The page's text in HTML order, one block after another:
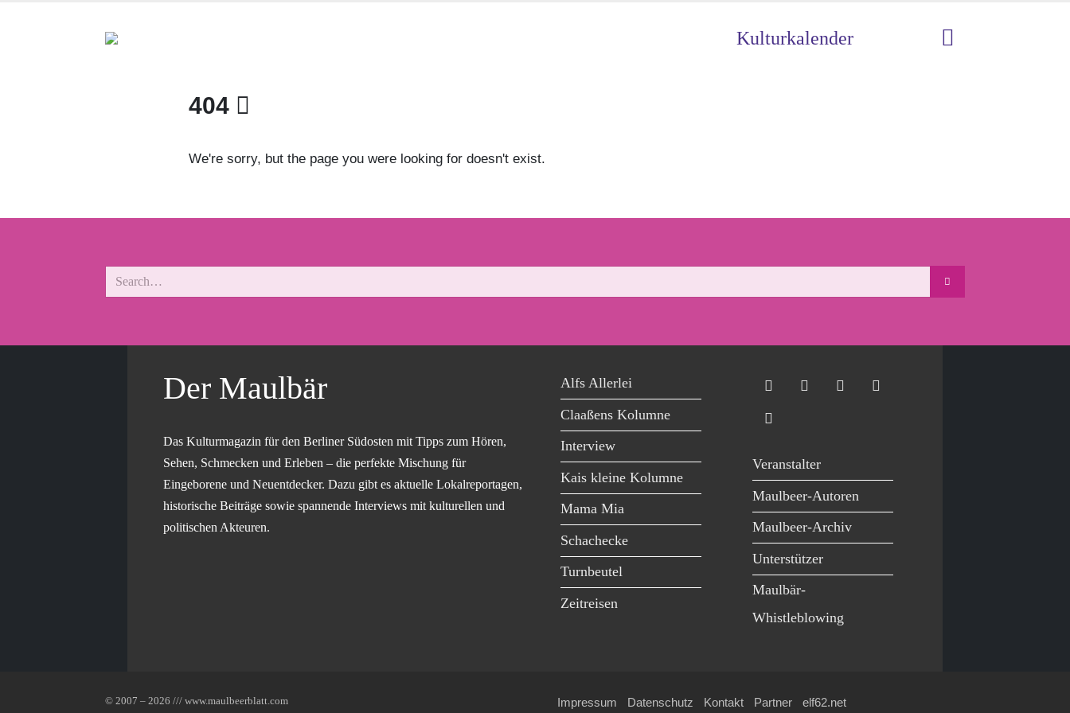
Kulturkalender
404
We're sorry, but the page you were looking for doesn't exist.
Der Maulbär
Das Kulturmagazin für den Berliner Südosten mit Tipps zum Hören,
Sehen, Schmecken und Erleben – die perfekte Mischung für
Eingeborene und Neuentdecker. Dazu gibt es aktuelle Lokalreportagen,
historische Beiträge sowie spannende Interviews mit kulturellen und
politischen Akteuren.
Alfs Allerlei
Claaßens Kolumne
Interview
Kais kleine Kolumne
Mama Mia
Schachecke
Turnbeutel
Zeitreisen
Veranstalter
Maulbeer-Autoren
Maulbeer-Archiv
Unterstützer
Maulbär-
Whistleblowing
© 2007 – 2026 /// www.maulbeerblatt.com Impressum Datenschutz Kontakt Partner elf62.net